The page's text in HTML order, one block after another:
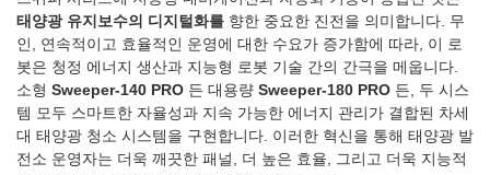
태양광 유지보수의 디지털화를 향한 중요한 진전을 의미합니다. 무
인, 연속적이고 효율적인 운영에 대한 수요가 증가함에 따라, 이 로
봇은 청정 에너지 생산과 지능형 로봇 기술 간의 간극을 메웁니다.
소형 Sweeper-140 PRO 든 대용량 Sweeper-180 PRO 든, 두 시스
템 모두 스마트한 자율성과 지속 가능한 에너지 관리가 결합된 차세
대 태양광 청소 시스템을 구현합니다. 이러한 혁신을 통해 태양광 발
전소 운영자는 더욱 깨끗한 패널, 더 높은 효율, 그리고 더욱 지능적